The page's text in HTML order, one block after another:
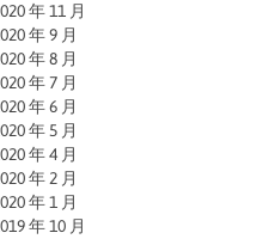
年 11 月
年 9 月
年 8 月
年 7 月
年 6 月
年 5 月
年 4 月
年 2 月
年 1 月
年 10 月